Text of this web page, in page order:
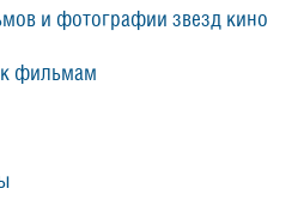
и фотографии звезд кино
фильмам